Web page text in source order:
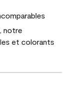
notre
et colorants